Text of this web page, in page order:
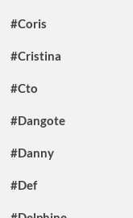
#Coris
#Cristina
#Cto
#Dangote
#Danny
#Def